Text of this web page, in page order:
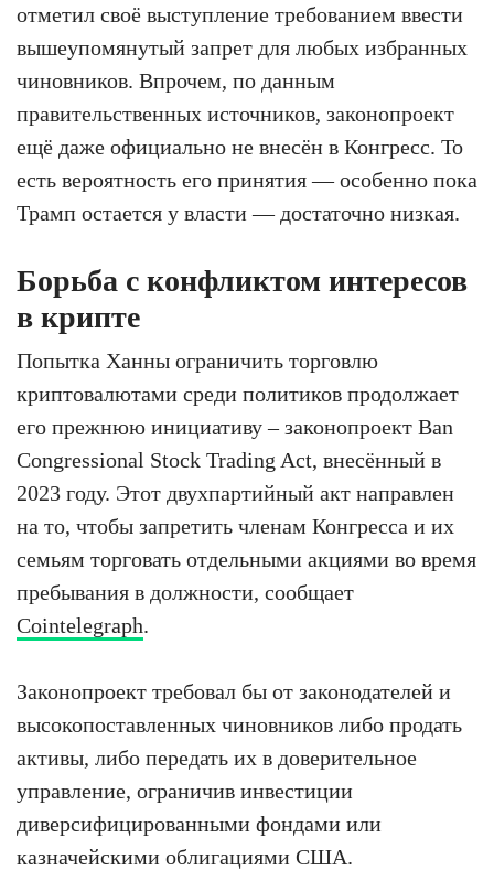
отметил своё выступление требованием ввести
вышеупомянутый запрет для любых избранных
чиновников. Впрочем, по данным
правительственных источников, законопроект
ещё даже официально не внесён в Конгресс. То
есть вероятность его принятия — особенно пока
Трамп остается у власти — достаточно низкая.
Борьба с конфликтом интересов
в крипте
Попытка Ханны ограничить торговлю
криптовалютами среди политиков продолжает
его прежнюю инициативу – законопроект Ban
Congressional Stock Trading Act, внесённый в
2023 году. Этот двухпартийный акт направлен
на то, чтобы запретить членам Конгресса и их
семьям торговать отдельными акциями во время
пребывания в должности, сообщает
Cointelegraph.
Законопроект требовал бы от законодателей и
высокопоставленных чиновников либо продать
активы, либо передать их в доверительное
управление, ограничив инвестиции
диверсифицированными фондами или
казначейскими облигациями США.